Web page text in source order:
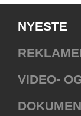
NYESTE
VIDEO-